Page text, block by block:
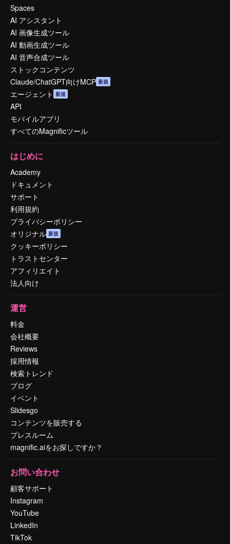
Spaces
AI アシスタント
AI 画像生成ツール
AI 動画生成ツール
AI 音声合成ツール
ストックコンテンツ
Claude/ChatGPT向けMCP 新規
エージェント 新規
API
モバイルアプリ
すべてのMagnificツール
はじめに
Academy
ドキュメント
サポート
利用規約
プライバシーポリシー
オリジナル 新規
クッキーポリシー
トラストセンター
アフィリエイト
法人向け
運営
料金
会社概要
Reviews
採用情報
検索トレンド
ブログ
イベント
Slidesgo
コンテンツを販売する
プレスルーム
magnific.aiをお探しですか？
お問い合わせ
顧客サポート
Instagram
YouTube
LinkedIn
TikTok